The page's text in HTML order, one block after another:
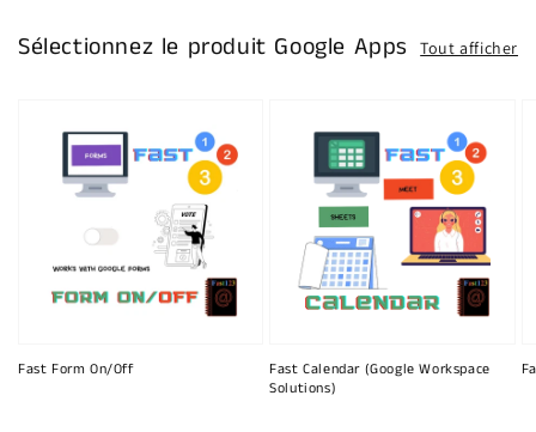
Sélectionnez le produit Google Apps Tout afficher
Fast Form On/Off
Fast Calendar (Google Workspace
Solutions)